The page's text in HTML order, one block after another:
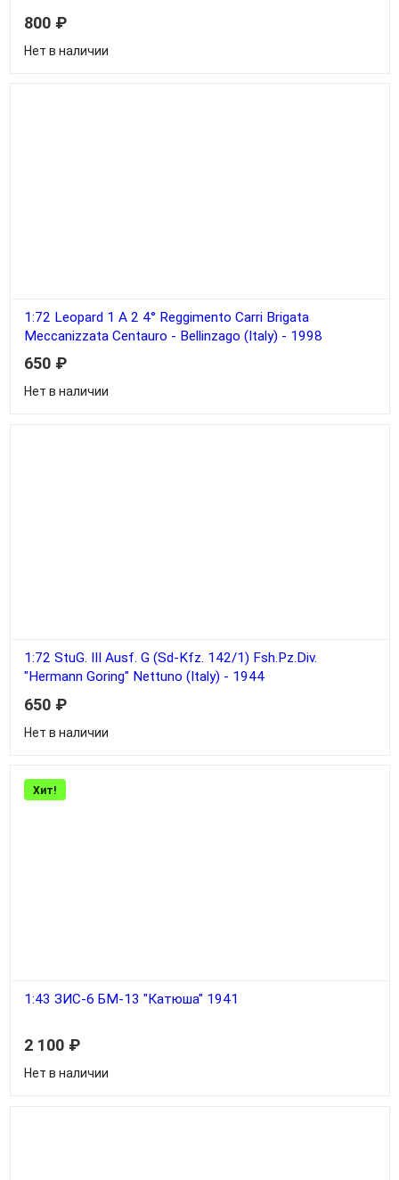
800 ₽
Нет в наличии
1:72 Leopard 1 A 2 4° Reggimento Carri Brigata
Meccanizzata Centauro - Bellinzago (Italy) - 1998
650 ₽
Нет в наличии
1:72 StuG. III Ausf. G (Sd-Kfz. 142/1) Fsh.Pz.Div.
"Hermann Goring" Nettuno (Italy) - 1944
650 ₽
Нет в наличии
Хит!
1:43 ЗИС-6 БМ-13 "Катюша" 1941
2 100 ₽
Нет в наличии